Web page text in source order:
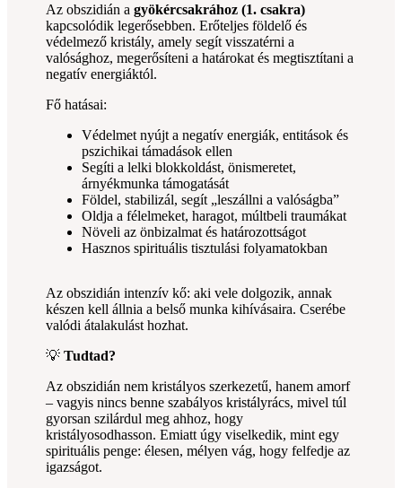
Az obszidián agyökércsakrához (1. csakra)
kapcsolódik legerősebben. Erőteljes földelő és
védelmező kristály, amely segít visszatérni a
valósághoz, megerősíteni a határokat és megtisztítani a
negatív energiáktól.
Fő hatásai:
Védelmet nyújt a negatív energiák, entitások és
pszichikai támadások ellen
Segíti a lelki blokkoldást, önismeretet,
árnyékmunka támogatását
Földel, stabilizál, segít „leszállni a valóságba”
Oldja a félelmeket, haragot, múltbeli traumákat
Növeli az önbizalmat és határozottságot
Hasznos spirituális tisztulási folyamatokban
Az obszidián intenzív kő: aki vele dolgozik, annak
készen kell állnia a belső munka kihívásaira. Cserébe
valódi átalakulást hozhat.
💡Tudtad?
Az obszidián nem kristályos szerkezetű, hanem amorf
– vagyis nincs benne szabályos kristályrács, mivel túl
gyorsan szilárdul meg ahhoz, hogy
kristályosodhasson. Emiatt úgy viselkedik, mint egy
spirituális penge: élesen, mélyen vág, hogy felfedje az
igazságot.